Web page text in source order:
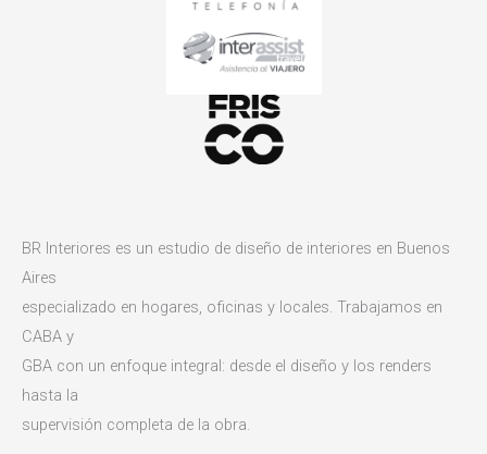
BR Interiores es un estudio de diseño de interiores en Buenos
Aires
especializado en hogares, oficinas y locales. Trabajamos en
CABA y
GBA con un enfoque integral: desde el diseño y los renders
hasta la
supervisión completa de la obra.